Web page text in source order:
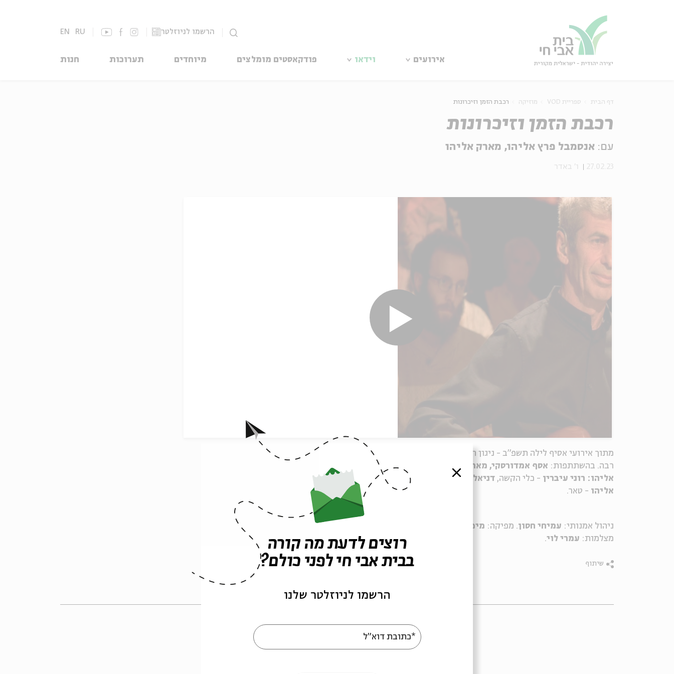
הרשמו לניוזלטר EN RU
אירועים וידאו פודקאסטים מומלצים מיוחדים תערוכות חנות
דף הבית ספריית VOD מוזיקה רכבת הזמן וזיכרונות
רכבת הזמן וזיכרונות
עם: אנסמבל פרץ אליהו, מארק אליהו
מתוך אירועי אסיף לילה תשפ"ב - ניגון הגשם: מעגל מוזיקה, מדרש ושירה בחצר בית אבי חי בליל הושענא
רבה. בהשתתפות: אסף אמדורסקי, מארק אליהו, רבקה מרים, מיה טבת דיין, הרב אלחנן ניר, אנסמבל פרץ
אליהו: רוני עיברין - כלי הקשה, דניאל עיברין אריאל קסיס- קאנון, לריסה אליהו
אליהו - טאר.
ניהול אמנותי: עמיחי חסון. מפיקה: מיכל אטיאס
מצלמות: עמרי לוי.
שיתוף
עוד בבית אבי חי
סגור
רוצים לדעת מה קורה
בבית אבי חי לפני כולם?
הרשמו לניוזלטר שלנו
*כתובת דוא"ל